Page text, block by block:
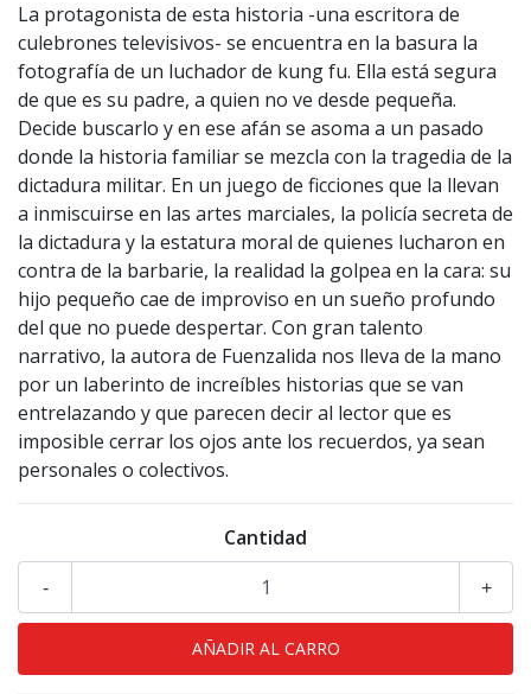
La protagonista de esta historia -una escritora de
culebrones televisivos- se encuentra en la basura la
fotografía de un luchador de kung fu. Ella está segura
de que es su padre, a quien no ve desde pequeña.
Decide buscarlo y en ese afán se asoma a un pasado
donde la historia familiar se mezcla con la tragedia de la
dictadura militar. En un juego de ficciones que la llevan
a inmiscuirse en las artes marciales, la policía secreta de
la dictadura y la estatura moral de quienes lucharon en
contra de la barbarie, la realidad la golpea en la cara: su
hijo pequeño cae de improviso en un sueño profundo
del que no puede despertar. Con gran talento
narrativo, la autora de Fuenzalida nos lleva de la mano
por un laberinto de increíbles historias que se van
entrelazando y que parecen decir al lector que es
imposible cerrar los ojos ante los recuerdos, ya sean
personales o colectivos.
Cantidad
+
-